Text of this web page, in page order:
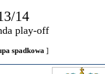
14
play-off
spadkowa ]